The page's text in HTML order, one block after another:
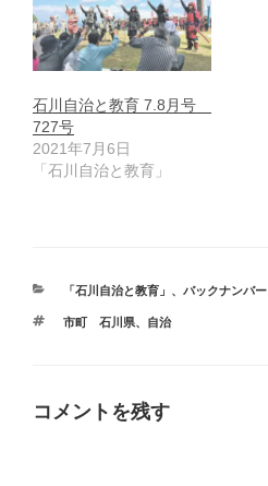
石川自治と教育 7.8月号
727号
2021年7月6日
「石川自治と教育」
カ
ゴ
「石川自治と教育」 、 バックナンバー
タ
市町 石川県、 自治
コメントを残す